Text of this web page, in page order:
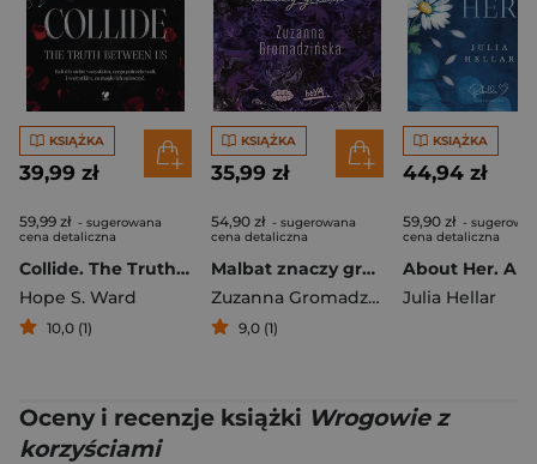
KSIĄŻKA
39,99 zł
59,99 zł - sugerowana
cena detaliczna
Collide. The Truth Between Us
Hope S. Ward
10,0 (1)
KSIĄŻKA
35,99 zł
54,90 zł - sugerowana
cena detaliczna
Malbat znaczy grzech
Zuzanna Gromadzińska
9,0 (1)
KSIĄŻKA
44,94 zł
59,90 zł -
cena detaliczna
Julia Hellar
Oceny i recenzje książki Wrogowie z
korzyściami